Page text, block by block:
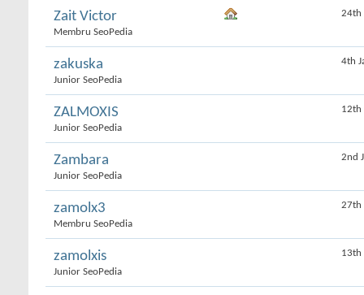
Zait Victor
Membru SeoPedia
24th
zakuska
Junior SeoPedia
4th
ZALMOXIS
Junior SeoPedia
12th
Zambara
Junior SeoPedia
2nd
zamolx3
Membru SeoPedia
27th
zamolxis
Junior SeoPedia
13th